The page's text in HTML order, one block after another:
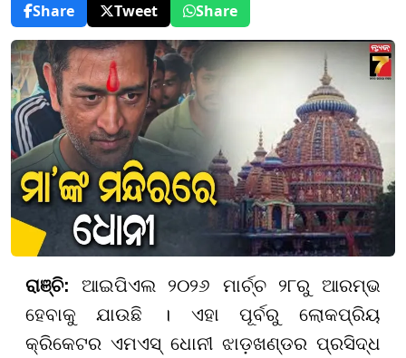
Share
Tweet Share
ରାଞ୍ଚି:ଆଇପିଏଲ ୨୦୨୬ ମାର୍ଚ୍ଚ ୨୮ରୁ ଆରମ୍ଭ
ହେବାକୁ ଯାଉଛି । ଏହା ପୂର୍ବରୁ ଲୋକପ୍ରିୟ
କ୍ରିକେଟର ଏମଏସ୍ ଧୋନୀ ଝାଡ଼ଖଣ୍ଡର ପ୍ରସିଦ୍ଧ